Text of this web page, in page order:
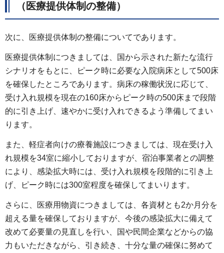
（医療提供体制の整備）
次に、医療提供体制の整備についてであります。
医療提供体制につきましては、国から示された新たな流行
シナリオをもとに、ピーク時に必要な入院病床として500床
を確保したところであります。病床の稼働状況に応じて、
受け入れ規模を現在の160床からピーク時の500床まで段階
的に引き上げ、速やかに受け入れできるよう準備してまい
ります。
また、軽症者向けの療養施設につきましては、現在受け入
れ規模を34室に縮小しておりますが、宿泊事業者との調整
により、感染拡大時には、受け入れ規模を段階的に引き上
げ、ピーク時には300室程度を確保してまいります。
さらに、医療用物資につきましては、各資材とも2か月分を
超える量を確保しておりますが、今後の感染拡大に備えて
改めて必要量の見直しを行い、国や民間企業などからの協
力もいただきながら、引き続き、十分な量の確保に努めて